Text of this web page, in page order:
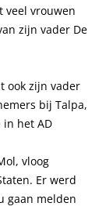
veel vrouwen
zijn vader De
ook zijn vader
bij Talpa,
het AD
vloog
Er werd
gaan melden